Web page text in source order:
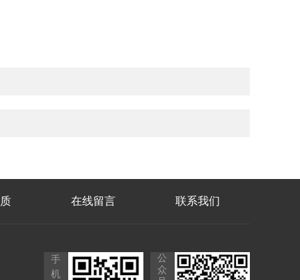
在线留言 联系我们
手
机
公
众